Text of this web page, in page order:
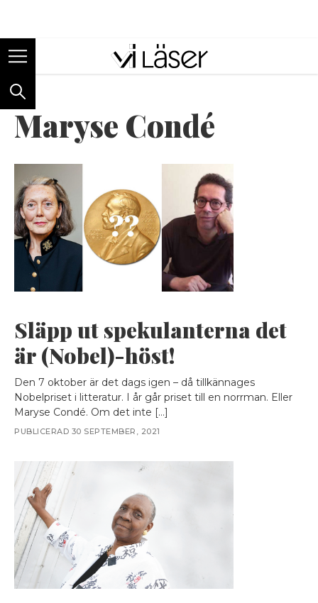
Maryse Condé
Släpp ut spekulanterna det
är (Nobel)-höst!
Den 7 oktober är det dags igen – då tillkännages
Nobelpriset i litteratur. I år går priset till en norrman. Eller
Maryse Condé. Om det inte […]
PUBLICERAD 30 SEPTEMBER, 2021